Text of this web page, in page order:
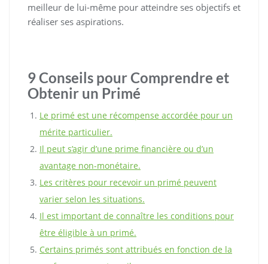
meilleur de lui-même pour atteindre ses objectifs et
réaliser ses aspirations.
9 Conseils pour Comprendre et
Obtenir un Primé
Le primé est une récompense accordée pour un
mérite particulier.
Il peut s’agir d’une prime financière ou d’un
avantage non-monétaire.
Les critères pour recevoir un primé peuvent
varier selon les situations.
Il est important de connaître les conditions pour
être éligible à un primé.
Certains primés sont attribués en fonction de la